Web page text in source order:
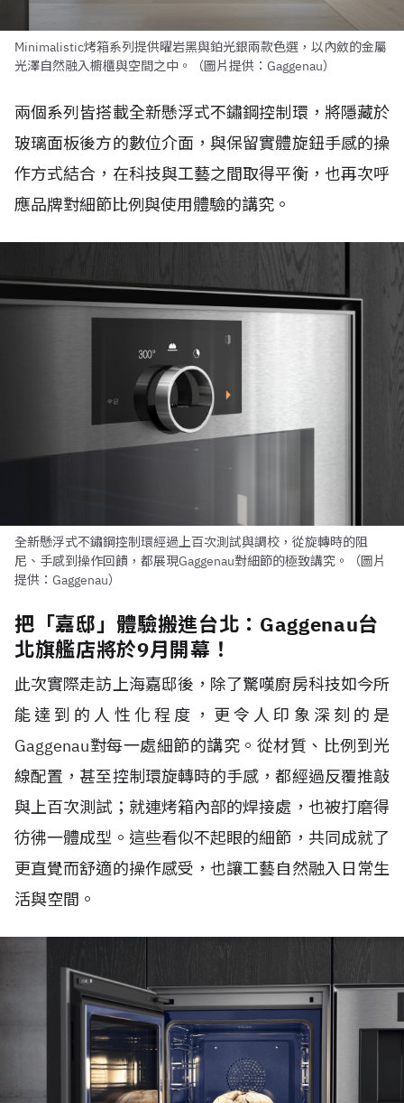
Minimalistic烤箱系列提供曜岩黑與鉑光銀兩款色選，以內斂的金屬
光澤自然融入櫥櫃與空間之中。（圖片提供：Gaggenau）
兩個系列皆搭載全新懸浮式不鏽鋼控制環，將隱藏於
玻璃面板後方的數位介面，與保留實體旋鈕手感的操
作方式結合，在科技與工藝之間取得平衡，也再次呼
應品牌對細節比例與使用體驗的講究。
全新懸浮式不鏽鋼控制環經過上百次測試與調校，從旋轉時的阻
尼、手感到操作回饋，都展現Gaggenau對細節的極致講究。（圖片
提供：Gaggenau）
把「嘉邸」體驗搬進台北：Gaggenau台
北旗艦店將於9月開幕！
此次實際走訪上海嘉邸後，除了驚嘆廚房科技如今所
能達到的人性化程度，更令人印象深刻的是
Gaggenau對每一處細節的講究。從材質、比例到光
線配置，甚至控制環旋轉時的手感，都經過反覆推敲
與上百次測試；就連烤箱內部的焊接處，也被打磨得
彷彿一體成型。這些看似不起眼的細節，共同成就了
更直覺而舒適的操作感受，也讓工藝自然融入日常生
活與空間。